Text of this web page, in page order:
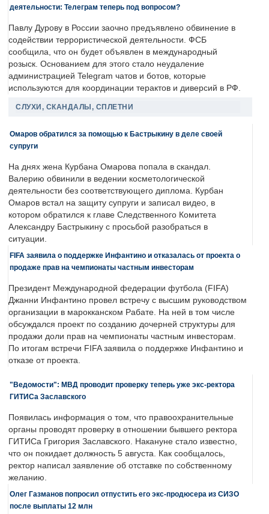
деятельности: Телеграм теперь под вопросом?
Павлу Дурову в России заочно предъявлено обвинение в
содействии террористической деятельности. ФСБ
сообщила, что он будет объявлен в международный
розыск. Основанием для этого стало неудаление
администрацией Telegram чатов и ботов, которые
используются для координации терактов и диверсий в РФ.
СЛУХИ, СКАНДАЛЫ, СПЛЕТНИ
Омаров обратился за помощью к Бастрыкину в деле своей
супруги
На днях жена Курбана Омарова попала в скандал.
Валерию обвинили в ведении косметологической
деятельности без соответствующего диплома. Курбан
Омаров встал на защиту супруги и записал видео, в
котором обратился к главе Следственного Комитета
Александру Бастрыкину с просьбой разобраться в
ситуации.
FIFA заявила о поддержке Инфантино и отказалась от проекта о
продаже прав на чемпионаты частным инвесторам
Президент Международной федерации футбола (FIFA)
Джанни Инфантино провел встречу с высшим руководством
организации в марокканском Рабате. На ней в том числе
обсуждался проект по созданию дочерней структуры для
продажи доли прав на чемпионаты частным инвесторам.
По итогам встречи FIFA заявила о поддержке Инфантино и
отказе от проекта.
"Ведомости": МВД проводит проверку теперь уже экс-ректора
ГИТИСа Заславского
Появилась информация о том, что правоохранительные
органы проводят проверку в отношении бывшего ректора
ГИТИСа Григория Заславского. Накануне стало известно,
что он покидает должность 5 августа. Как сообщалось,
ректор написал заявление об отставке по собственному
желанию.
Олег Газманов попросил отпустить его экс-продюсера из СИЗО
после выплаты 12 млн